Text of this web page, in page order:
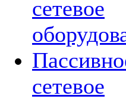
сетевое
сетевое